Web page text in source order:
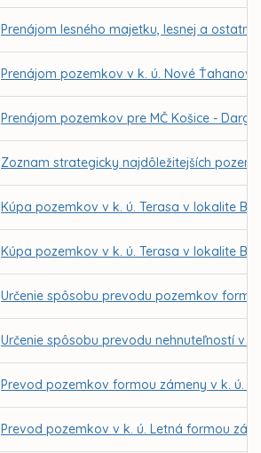
Prenájom lesného majetku, lesnej a
Prenájom pozemkov v k. ú. Nové
Prenájom pozemkov pre MČ Košice -
Zoznam strategicky najdôležitejších
Kúpa pozemkov v k. ú. Terasa v lokalite
Kúpa pozemkov v k. ú. Terasa v lokalite
Určenie spôsobu prevodu pozemkov
Určenie spôsobu prevodu nehnuteľností v
Prevod pozemkov formou zámeny v k. ú.
Prevod pozemkov v k. ú. Letná formou